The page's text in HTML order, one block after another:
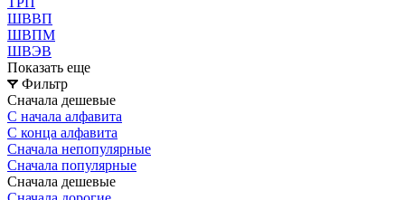
ШВВП
ШВПМ
ШВЭВ
Показать еще
Фильтр
Сначала дешевые
С начала алфавита
С конца алфавита
Сначала непопулярные
Сначала популярные
Сначала дешевые